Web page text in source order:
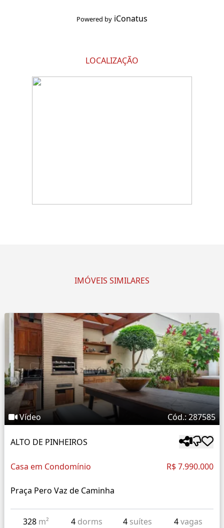
Powered by iConatus
LOCALIZAÇÃO
IMÓVEIS SIMILARES
Vídeo Cód.: 287585
ALTO DE PINHEIROS
Casa em Condomínio R$ 7.990.000
Praça Pero Vaz de Caminha
328 m² 4 dorms 4 suítes 4vagas